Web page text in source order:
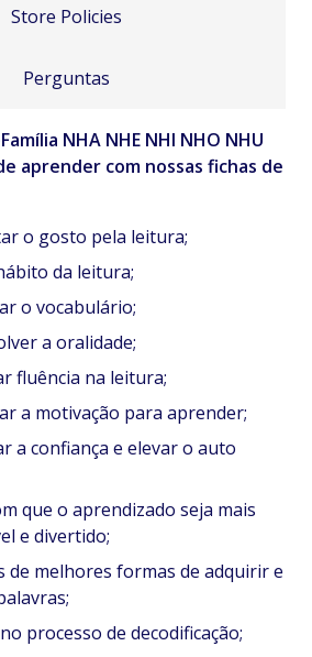
Store Policies
Perguntas
NHA NHE NHI NHO NHU
aprender com nossas fichas de
o gosto pela leitura;
da leitura;
o vocabulário;
a oralidade;
fluência na leitura;
a motivação para aprender;
a confiança e elevar o auto
que o aprendizado seja mais
e divertido;
de melhores formas de adquirir e
processo de decodificação;